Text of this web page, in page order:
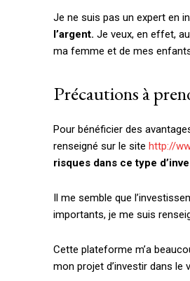
Je ne suis pas un expert en
l’argent. Je veux, en effet,
ma femme et de mes
Précautions à
Pour bénéficier des
renseigné sur le site http://
risques dans ce type
Il me semble que
importants, je me suis
Cette plateforme m’a
mon projet d’investir dans le